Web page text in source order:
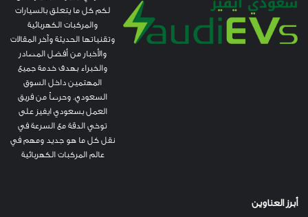
لكم كل ما يتعلق بالسيارات
والمركبات الكهربائية
وتقنياتها الحديثة وآخر المقالات
والأخبار من أفضل المصادر
والخبراء بهدف خدمة جميع
المهتمين داخل السوق
السعودي. وحرصاً من فريق
العمل بسعودي ايفيز على
توخي الدقة مع السرعة في
نقل كل ما هو جديد ومهم في
عالم المركبات الكهربائية
أبرز العناوين